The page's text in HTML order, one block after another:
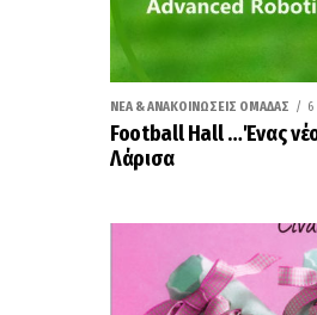
ΝΈΑ & ΑΝΑΚΟΙΝΏΣΕΙΣ ΟΜΆΔΑΣ
Football Hall …Ένας
Λάρισα